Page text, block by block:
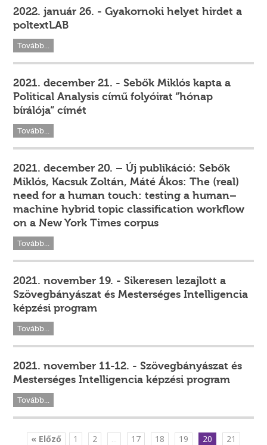
2022. január 26. - Gyakornoki helyet hirdet a
poltextLAB
Tovább...
2021. december 21. - Sebők Miklós kapta a
Political Analysis című folyóirat “hónap
bírálója“ címét
Tovább...
2021. december 20. – Új publikáció: Sebők
Miklós, Kacsuk Zoltán, Máté Ákos: The (real)
need for a human touch: testing a human–
machine hybrid topic classification workflow
on a New York Times corpus
Tovább...
2021. november 19. - Sikeresen lezajlott a
Szövegbányászat és Mesterséges Intelligencia
képzési program
Tovább...
2021. november 11-12. - Szövegbányászat és
Mesterséges Intelligencia képzési program
Tovább...
« Előző 1 2 ... 17 18 19 20 21